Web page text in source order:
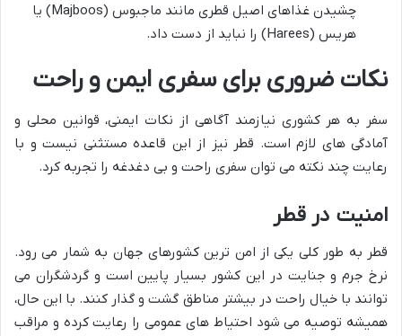
چشیدن غذاهای اصیل قطری مانند ماجبوس (Majboos) یا
هریس (Harees) را نباید از دست داد.
نکات ضروری برای سفری ایمن و راحت
سفر به هر کشوری نیازمند آگاهی از نکات ایمنی، قوانین محلی و
آمادگی های لازم است. قطر نیز از این قاعده مستثنی نیست و با
رعایت چند نکته می توان سفری راحت و بی دغدغه را تجربه کرد.
امنیت در قطر
قطر به طور کلی یکی از امن ترین کشورهای جهان به شمار می رود.
نرخ جرم و جنایت در این کشور بسیار پایین است و گردشگران می
توانند با خیال راحت در بیشتر مناطق گشت و گذار کنند. با این حال،
همیشه توصیه می شود احتیاط های عمومی را رعایت کرده و مراقب